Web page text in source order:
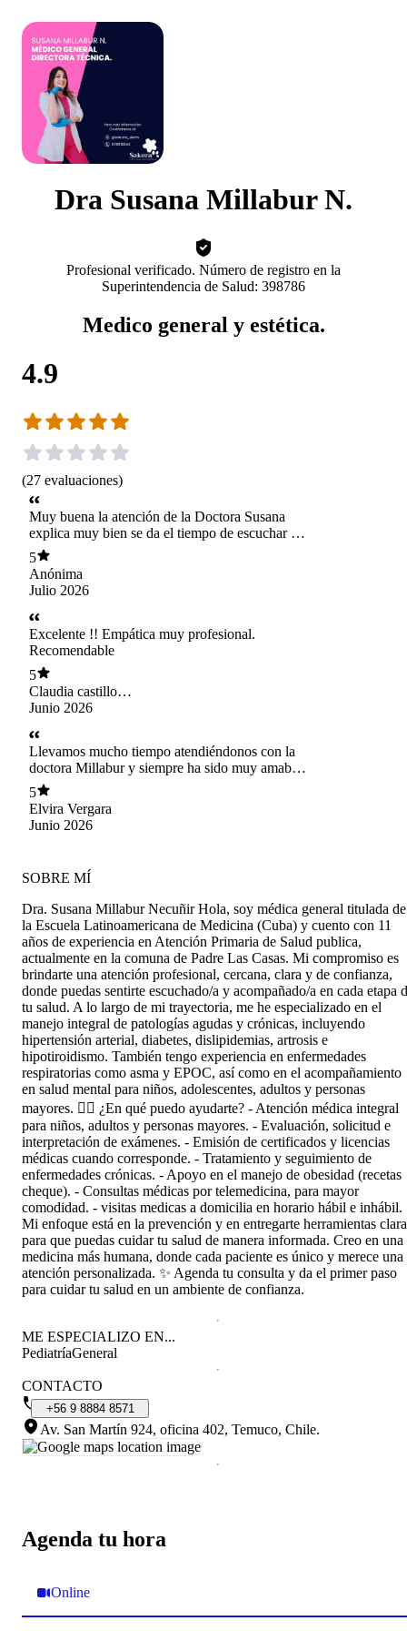
Dra Susana Millabur N.
Profesional verificado. Número de registro en la
Superintendencia de Salud: 398786
Medico general y estética.
4.9
(27 evaluaciones)
Muy buena la atención de la Doctora Susana
explica muy bien se da el tiempo de escuchar al
paciente muy recomendable.
5
Anónima
Julio 2026
Excelente !! Empática muy profesional.
Recomendable
5
Claudia castillo
astete
Junio 2026
Llevamos mucho tiempo atendiéndonos con la
doctora Millabur y siempre ha sido muy amable,
acogedora y hace que su consulta sea muy
cercana, es una maravillosa profesional, con
mucha vocación.
5
Elvira Vergara
Junio 2026
Agenda tu hora
Online
SOBRE MÍ
Dra. Susana Millabur Necuñir Hola, soy médica general titulada de
la Escuela Latinoamericana de Medicina (Cuba) y cuento con 11
años de experiencia en Atención Primaria de Salud publica,
actualmente en la comuna de Padre Las Casas. Mi compromiso es
brindarte una atención profesional, cercana, clara y de confianza,
donde puedas sentirte escuchado/a y acompañado/a en cada etapa
tu salud. A lo largo de mi trayectoria, me he especializado en el
manejo integral de patologías agudas y crónicas, incluyendo
hipertensión arterial, diabetes, dislipidemias, artrosis e
hipotiroidismo. También tengo experiencia en enfermedades
respiratorias como asma y EPOC, así como en el acompañamiento
en salud mental para niños, adolescentes, adultos y personas
mayores. 👩‍⚕️ ¿En qué puedo ayudarte? - Atención médica integral
para niños, adultos y personas mayores. - Evaluación, solicitud e
interpretación de exámenes. - Emisión de certificados y licencias
médicas cuando corresponde. - Tratamiento y seguimiento de
enfermedades crónicas. - Apoyo en el manejo de obesidad (recetas
cheque). - Consultas médicas por telemedicina, para mayor
comodidad. - visitas medicas a domicilia en horario hábil e inhábil.
Mi enfoque está en la prevención y en entregarte herramientas
para que puedas cuidar tu salud de manera informada. Creo en una
medicina más humana, donde cada paciente es único y merece una
atención personalizada. ✨ Agenda tu consulta y da el primer paso
para cuidar tu salud en un ambiente de confianza.
ME ESPECIALIZO EN...
PediatríaGeneral
CONTACTO
+56 9 8884 8571
Av. San Martín 924, oficina 402, Temuco, Chile.